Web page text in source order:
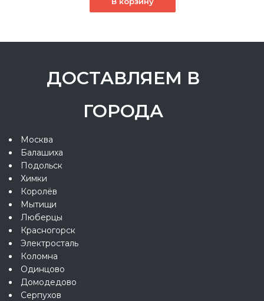
ДОСТАВЛЯЕМ В
ГОРОДА
Москва
Балашиха
Подольск
Химки
Королёв
Мытищи
Люберцы
Красногорск
Электросталь
Коломна
Одинцово
Домодедово
Серпухов